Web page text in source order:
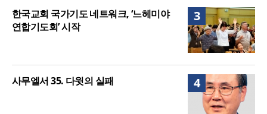
3
한국교회 국가기도 네트워크, ‘느헤미야
연합기도회’ 시작
4
사무엘서 35. 다윗의 실패